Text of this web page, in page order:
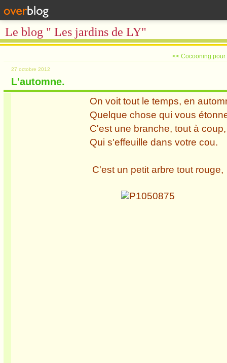
Le blog " Les jardins de LY"
<< Cocooning
27 octobre 2012
L'automne.
On voit tout le temps, en
Quelque chose qui vous
C'est une branche, tout à coup,
Qui s'effeuille dans votre cou.
C'est un petit arbre tout